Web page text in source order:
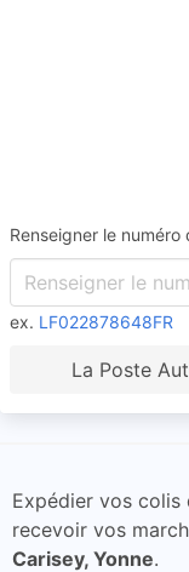
Renseigner le
ex. LF022878648FR
La Poste
Expédier vos colis
recevoir vos
Carisey, Yonne.